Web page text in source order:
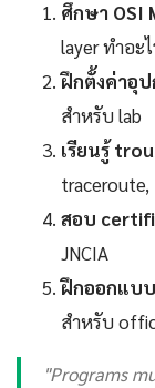
ศึกษา OSI
layer ทำอะไ
ฝึกตั้งค่าอุ
สำหรับ lab
เรียนรู้
traceroute,
สอบ
JNCIA
ฝึกออกแบ
สำหรับ
"Programs